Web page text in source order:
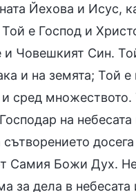
Йехова и Исус,
е Господ и
Човешкият Син.
и на земята; Той е
и сред множеството.
на небесата
Самия Божи Дух.
за дела в небесата